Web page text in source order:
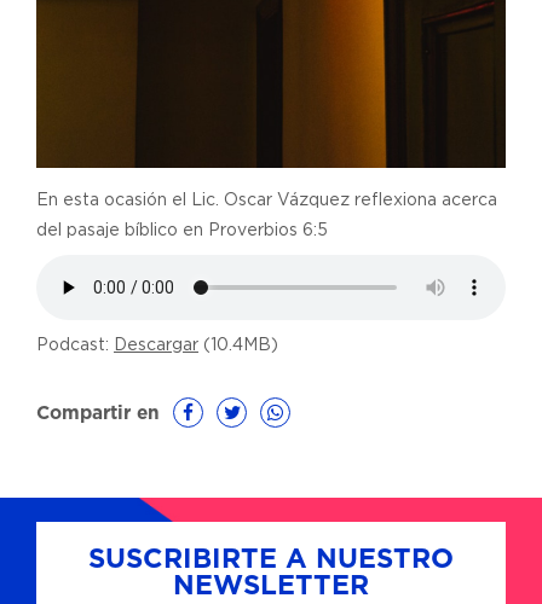
En esta ocasión el Lic. Oscar Vázquez reflexiona acerca
del pasaje bíblico en Proverbios 6:5
Podcast: Descargar (10.4MB)
Compartir en
SUSCRIBIRTE A NUESTRO
NEWSLETTER